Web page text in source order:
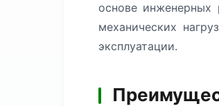
основе инженерных
механических
эксплуатации.